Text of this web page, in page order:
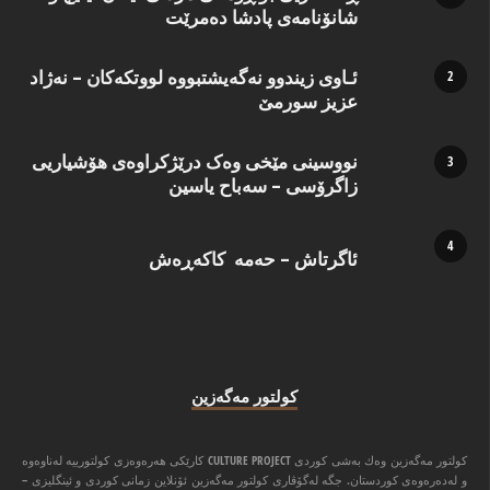
شانۆنامەی پادشا دەمرێت
ئـاوی زیندوو نه‌گه‌یشتبووه‌ لووتكه‌كان – نه‌ژاد
عزیز سورمێ
نووسینی مێخی وەک درێژکراوەی هۆشیاریی
زاگرۆسی – سەباح یاسین
ئاگرتاش – حەمە کاکەڕەش
كولتور مه‌گه‌زین
كولتور مه‌گه‌زین وه‌ك به‌شی كوردی CULTURE PROJECT كارێكی هه‌ره‌وه‌زی كولتورییه‌ له‌ناوه‌وه‌
و له‌ده‌ره‌وه‌ی كوردستان. جگه‌ له‌گۆڤاری كولتور مه‌گه‌زین ئۆنلاین زمانی كوردی و ئینگلیزی –